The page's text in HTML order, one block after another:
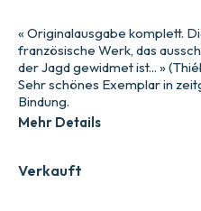
Verkauft
« Originalausgabe komplett.
französische Werk, das
der Jagd gewidmet ist... »
Sehr schönes Exemplar in
Bindung.
Mehr Details